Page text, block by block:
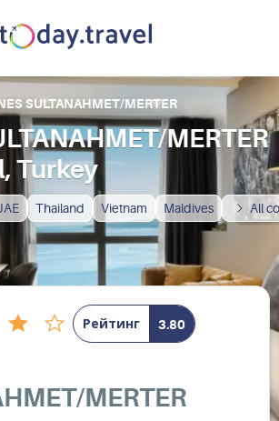
Thailand Vietnam Maldives All
SULTANAHMET/MERTER
MERTER
Turkey
Рейтинг 3.80
MERTER